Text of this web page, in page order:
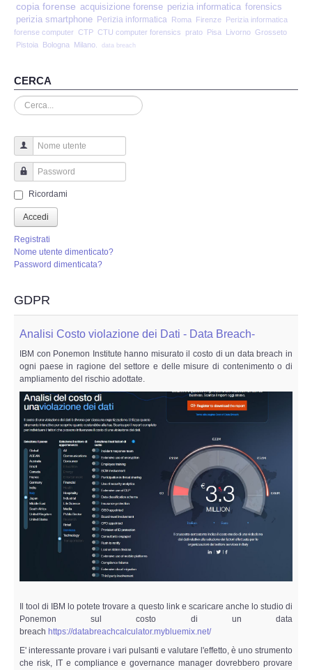
Perizia E-mail
Perizia Truffa Banca e Online
Perizia Dash Cam
Perizia Controllo lavoratori
Perizia Chat WhatsApp,Telegram
Perizia DVR
Perizia IoT e IIoT
Perizia Ransomware Malware
Perizia Incidente Stradale
Perizia Data Breach
INDAGINI DIGITALI
Digital Intelligence OSINT
Indagini su computer
Indagini Smartphone,Tablet
Copia/Acquisizione Forense
Bonifiche Digitali
Forensics Readiness
Incident Response
copia forense acquisizione forense perizia informatica forensics
perizia smartphone Perizia informatica Roma Firenze Perizia informatica
forense computer CTP CTU computer forensics prato Pisa Livorno Grosseto
Pistoia
Bologna Milano. data breach
CERCA
Cerca...
Nome utente
Password
Ricordami
Accedi
Registrati
Nome utente dimenticato?
Password dimenticata?
GDPR
Analisi Costo violazione dei Dati - Data Breach-
IBM con Ponemon Institute hanno misurato il costo di un data breach in
ogni paese in ragione del settore e delle misure di contenimento o di
ampliamento del rischio adottate.
Il tool di IBM lo potete trovare a questo link e scaricare anche lo studio di
Ponemon sul costo di un data
breach https://databreachcalculator.mybluemix.net/
E' interessante provare i vari pulsanti e valutare l'effetto, è uno strumento
che risk, IT e compliance e governance manager dovrebbero provare